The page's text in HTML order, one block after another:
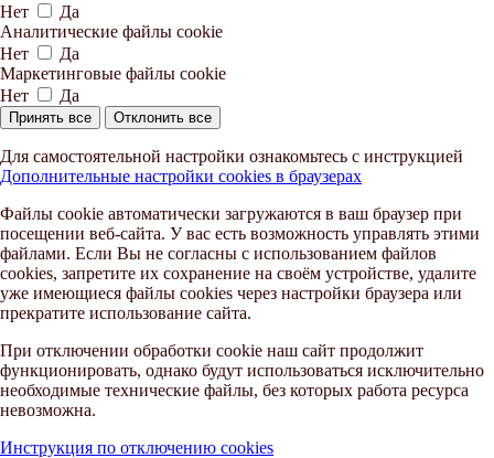
Нет
Да
Аналитические файлы cookie
Нет
Да
Маркетинговые файлы cookie
Нет
Да
Принять все Отклонить все
Для самостоятельной настройки ознакомьтесь с инструкцией
Дополнительные настройки cookies в браузерах
Файлы cookie автоматически загружаются в ваш браузер при
посещении веб-сайта. У вас есть возможность управлять этими
файлами. Если Вы не согласны с использованием файлов
cookies, запретите их сохранение на своём устройстве, удалите
уже имеющиеся файлы cookies через настройки браузера или
прекратите использование сайта.
При отключении обработки cookie наш сайт продолжит
функционировать, однако будут использоваться исключительно
необходимые технические файлы, без которых работа ресурса
невозможна.
Инструкция по отключению cookies